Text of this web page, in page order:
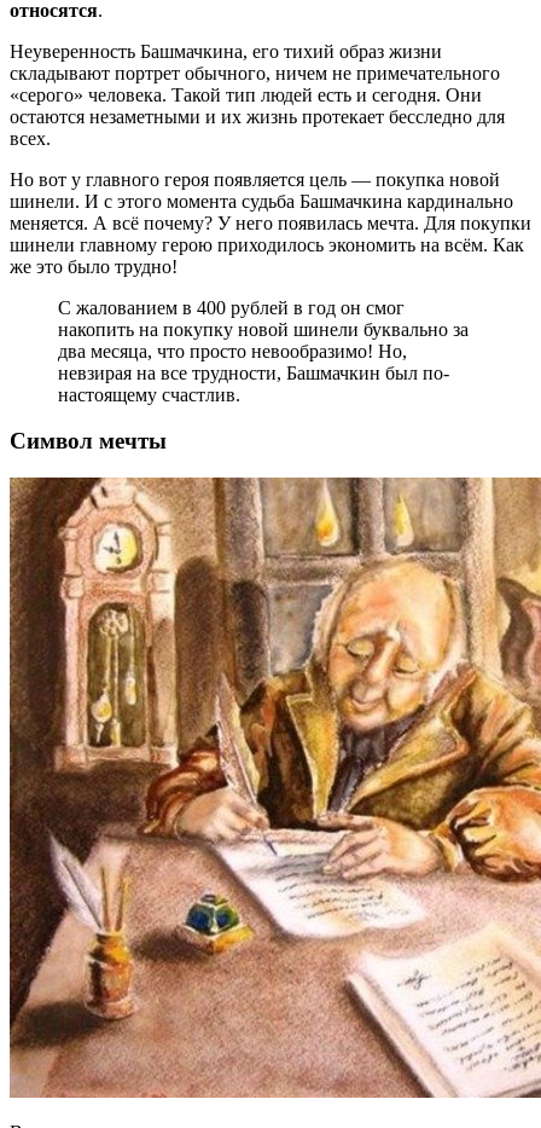
относятся.
Неуверенность Башмачкина, его тихий образ жизни
складывают портрет обычного, ничем не примечательного
«серого» человека. Такой тип людей есть и сегодня. Они
остаются незаметными и их жизнь протекает бесследно для
всех.
Но вот у главного героя появляется цель — покупка новой
шинели. И с этого момента судьба Башмачкина кардинально
меняется. А всё почему? У него появилась мечта. Для покупки
шинели главному герою приходилось экономить на всём. Как
же это было трудно!
С жалованием в 400 рублей в год он смог
накопить на покупку новой шинели буквально за
два месяца, что просто невообразимо! Но,
невзирая на все трудности, Башмачкин был по-
настоящему счастлив.
Символ мечты